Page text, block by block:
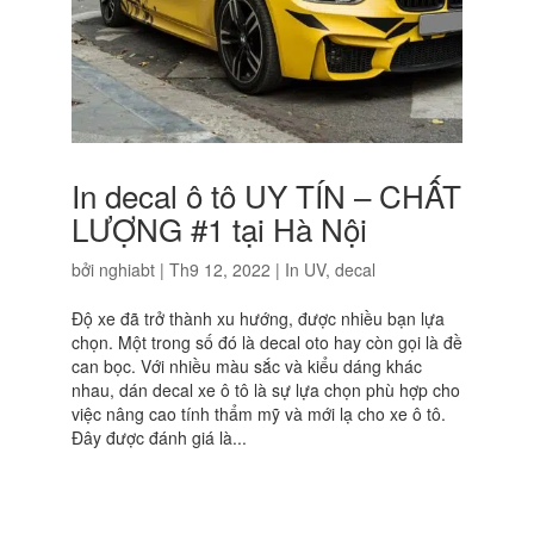
In decal ô tô UY TÍN – CHẤT
LƯỢNG #1 tại Hà Nội
bởi nghiabt| Th9 12, 2022 | In UV, decal
Độ xe đã trở thành xu hướng, được nhiều bạn lựa
chọn. Một trong số đó là decal oto hay còn gọi là đề
can bọc. Với nhiều màu sắc và kiểu dáng khác
nhau, dán decal xe ô tô là sự lựa chọn phù hợp cho
việc nâng cao tính thẩm mỹ và mới lạ cho xe ô tô.
Đây được đánh giá là...